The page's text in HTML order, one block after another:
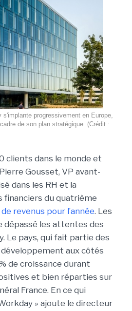
progressivement en Europe,
de son plan stratégique. (Crédit :
clients dans le monde et
Gousset, VP avant-
dans les RH et la
du quatrième
revenus pour l’année. Les
dépassé les attentes des
Le pays, qui fait partie des
aux côtés
de croissance durant
et bien réparties sur
France. En ce qui
» ajoute le directeur